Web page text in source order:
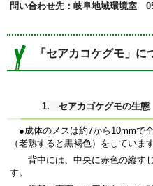
問い合わせ先：岐阜地域環境室
「セアカコケグモ」に
1. セアカゴケグモの生態
●成体のメスは約7から10mmで
（老熟すると黒褐色）をしています
背中には、中央に赤色の縦すじ
す。